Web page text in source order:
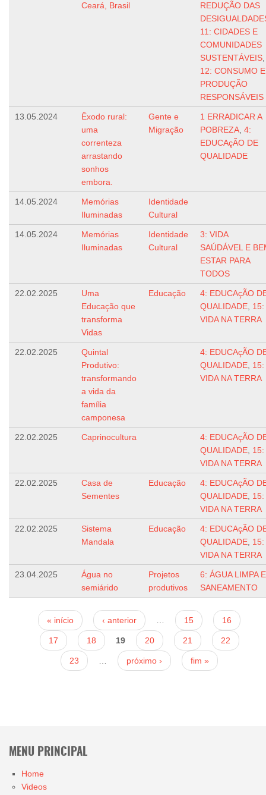
Ceará, Brasil
REDUÇÃO DAS
11: CIDADES E
COMUNIDADES
SUSTENTÁVEIS
12: CONSUMO E
PRODUÇÃO
RESPONSÁVEIS
13.05.2024
Êxodo rural:
uma
correnteza
arrastando
sonhos
embora.
Gente e
Migração
1 ERRADICAR A
POBREZA 4:
EDUCAçÃO DE
QUALIDADE
14.05.2024
Memórias
Iluminadas
Identidade
Cultural
14.05.2024
Memórias
Iluminadas
Identidade
Cultural
3: VIDA
SAÚDÁVEL E
ESTAR PARA
TODOS
22.02.2025
Uma
Educação que
transforma
Vidas
Educação
4: EDUCAçÃO
QUALIDADE 15:
VIDA NA TERRA
22.02.2025
Quintal
Produtivo:
transformando
a vida da
família
camponesa
4: EDUCAçÃO
QUALIDADE 15:
VIDA NA TERRA
22.02.2025 Caprinocultura
4: EDUCAçÃO
QUALIDADE 15:
VIDA NA TERRA
22.02.2025
Casa de
Sementes
Educação
4: EDUCAçÃO
QUALIDADE 15:
VIDA NA TERRA
22.02.2025
Sistema
Mandala
Educação
4: EDUCAçÃO
QUALIDADE 15:
VIDA NA TERRA
23.04.2025
Água no
semiárido
Projetos
produtivos
6: ÁGUA LIMPA E
SANEAMENTO
Páginas
« início ‹ anterior 15 16
17 18 19 20 21 22
23 próximo › fim »
MENU PRINCIPAL
Home
Videos